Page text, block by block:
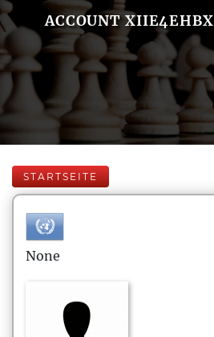
ACCOUNT XIIE4EHBX
STARTSEITE
None